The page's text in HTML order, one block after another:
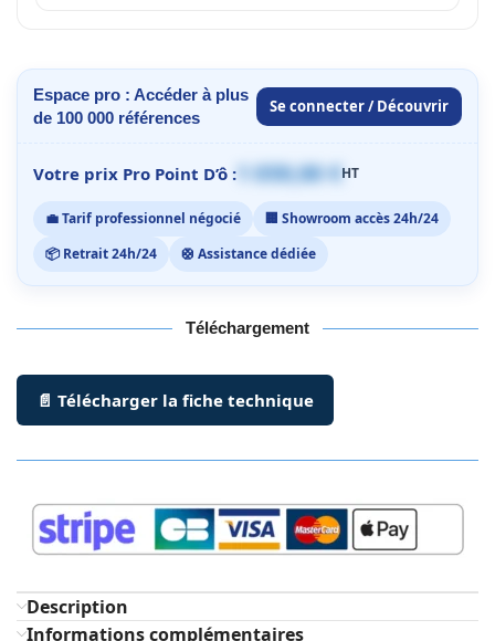
Espace pro : Accéder à plus
de 100 000 références
Se connecter / Découvrir
Votre prix Pro Point D’ô : 1 059,00 €HT
💼 Tarif professionnel négocié
🏢 Showroom accès 24h/24
📦 Retrait 24h/24
🛟 Assistance dédiée
Téléchargement
📄 Télécharger la fiche technique
Description
Informations complémentaires